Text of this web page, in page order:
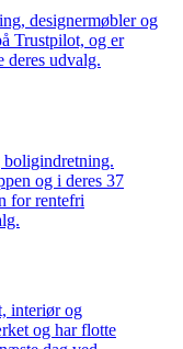
designermøbler og
Trustpilot, og er
udvalg.
og i deres 37
for rentefri
interiør og
og har flotte